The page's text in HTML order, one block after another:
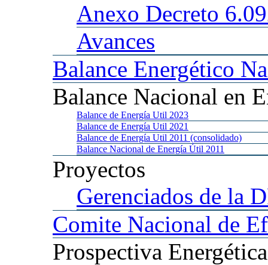
Anexo Decreto
Avances
Balance Energético
Balance Nacional en
Balance de Energía Util 2023
Balance de Energía Util 2021
Balance de Energía Util 2011 (consolidado)
Balance Nacional de Energía Útil 2011
Proyectos
Gerenciados de la
Comite Nacional de
Prospectiva